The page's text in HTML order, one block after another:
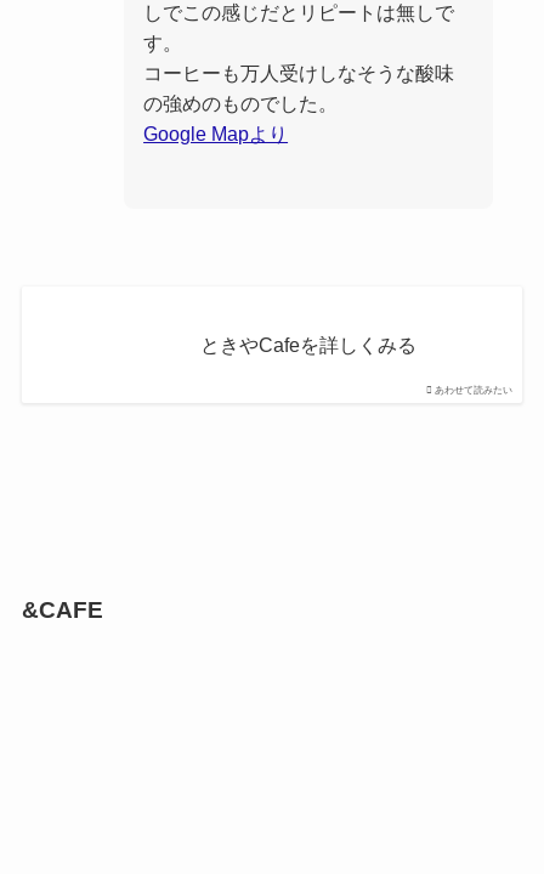
しでこの感じだとリピートは無しで
す。
コーヒーも万人受けしなそうな酸味
の強めのものでした。
Google Mapより
あわせて読みたい
ときやCafeを詳しくみる
&CAFE